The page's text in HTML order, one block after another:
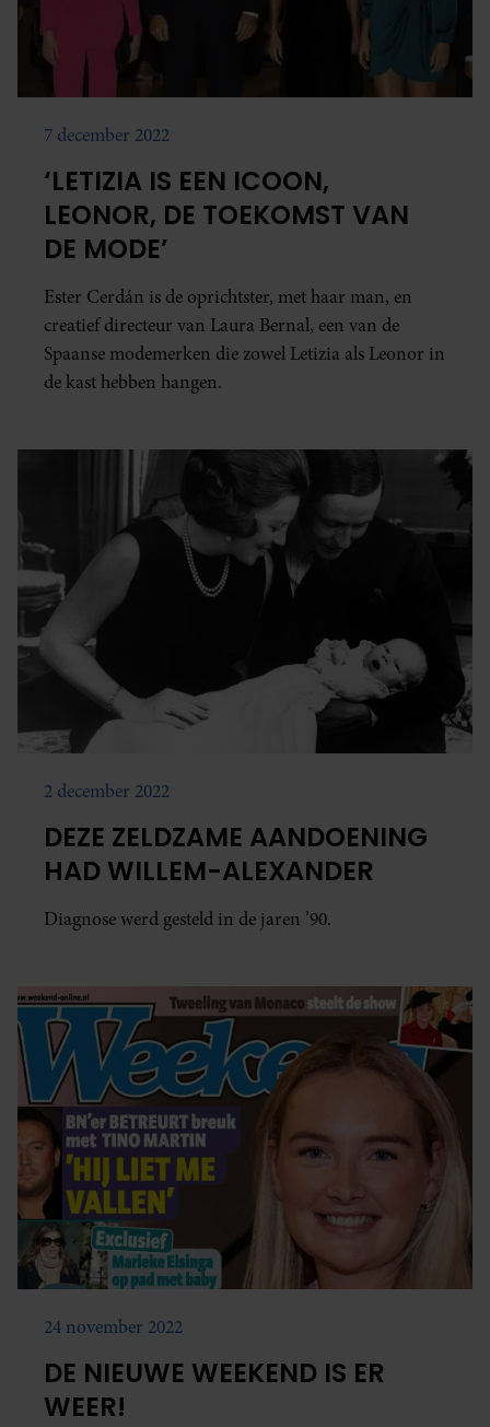
7 december 2022
‘LETIZIA IS EEN ICOON,
LEONOR, DE TOEKOMST VAN
DE MODE’
Ester Cerdán is de oprichtster, met haar man, en
creatief directeur van Laura Bernal, een van de
Spaanse modemerken die zowel Letizia als Leonor in
de kast hebben hangen.
2 december 2022
DEZE ZELDZAME AANDOENING
HAD WILLEM-ALEXANDER
Diagnose werd gesteld in de jaren ’90.
24 november 2022
DE NIEUWE WEEKEND IS ER
WEER!